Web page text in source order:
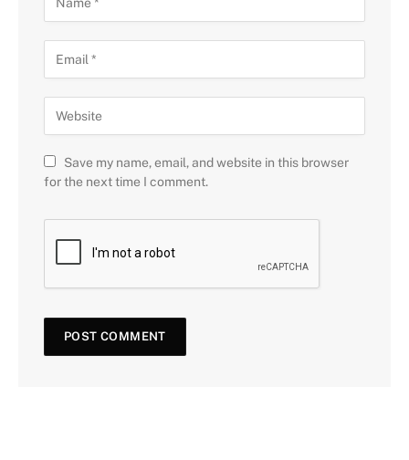
Save my name, email, and website in this browser
for the next time I comment.